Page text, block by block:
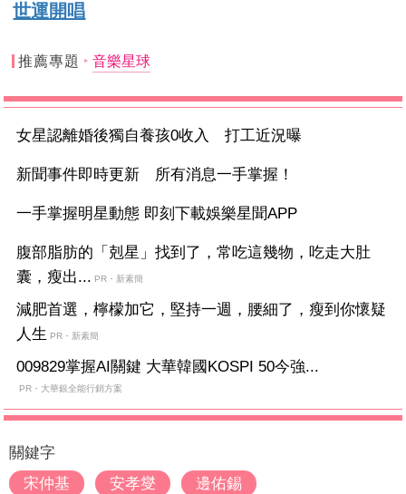
世運開唱
推薦專題 音樂星球
女星認離婚後獨自養孩0收入 打工近況曝
新聞事件即時更新 所有消息一手掌握！
一手掌握明星動態 即刻下載娛樂星聞APP
腹部脂肪的「剋星」找到了，常吃這幾物，吃走大肚
囊，瘦出... PR・新素簡
減肥首選，檸檬加它，堅持一週，腰細了，瘦到你懷疑
人生 PR・新素簡
009829掌握AI關鍵 大華韓國KOSPI 50今強...
PR・大華銀全能行銷方案
關鍵字
宋仲基
安孝燮 邊佑錫